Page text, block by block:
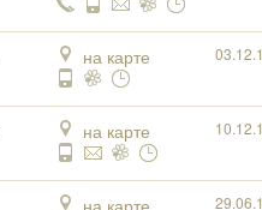
на карте
на карте
на карте